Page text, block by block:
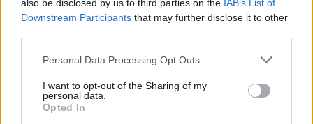
also be disclosed by us to third parties on the IAB’s List of
Downstream Participants that may further disclose it to other
Please note that this website/app uses one or more Google
not limited to your visit or usage behaviour. You may click to
grant or deny consent to Google and its third-party tags to
use your data for below specified purposes in below Google
Personal Data Processing Opt Outs
I want to opt-out of the Sharing of my
personal data.
Opted In
08. 03.
HA MINDIG EZT A MONDATOT HASZNÁLOD, AZ
RENDKÍVÜL MAGAS ÉRZELMI INTELLIGENCIÁRA UTALHAT